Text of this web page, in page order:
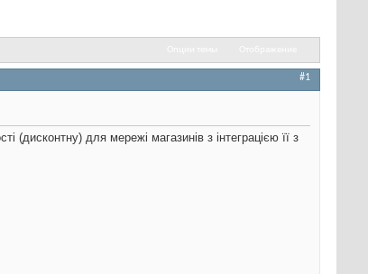
#1
для мережі магазинів з інтеграцією її з